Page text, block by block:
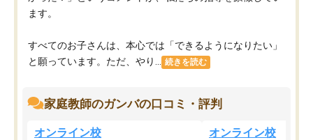
ます。
すべてのお子さんは、本心では「できるようになりたい」
と願っています。ただ、やり...
続きを読む
家庭教師のガンバの口コミ・評判
オンライン校 オンライン校